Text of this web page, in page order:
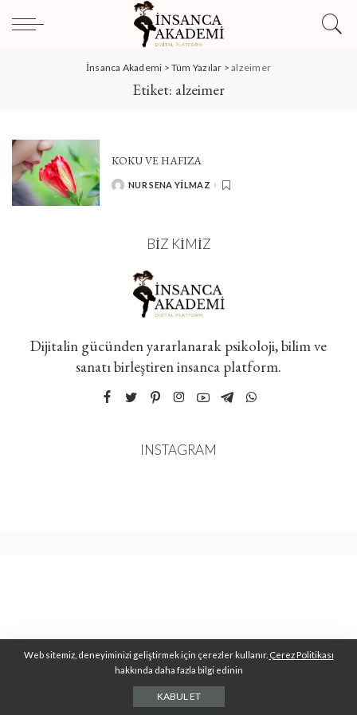
İnsanca Akademi >Tüm Yazılar >alzeimer
Etiket: alzeimer
KOKU VE HAFIZA
POSTEDNUR SENA YILMAZ
BIZ KIMIZ
Dijitalin gücünden yararlanarak psikoloji, bilim ve
sanatı birleştiren insanca platform.
INSTAGRAM
Web sitemiz, deneyiminizi geliştirmek için çerezler kullanır. Çerez Politikası
hakkında daha fazla bilgi edinin
KABUL ET